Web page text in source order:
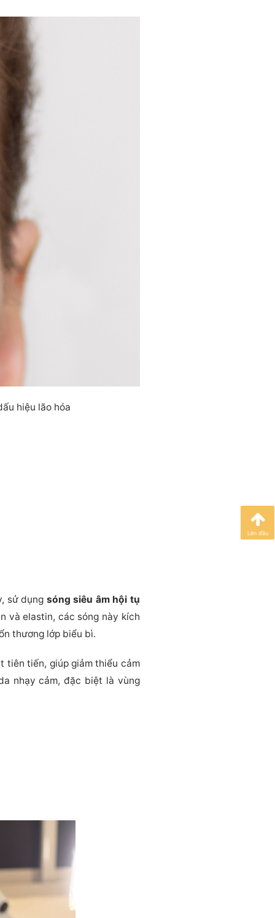
hiệu lão hóa
sử dụng sóng siêu âm hội tụ
và elastin, các sóng này kích
thương lớp biểu bì.
tiên tiến, giúp giảm thiểu cảm
nhạy cảm, đặc biệt là vùng
Lên đầu